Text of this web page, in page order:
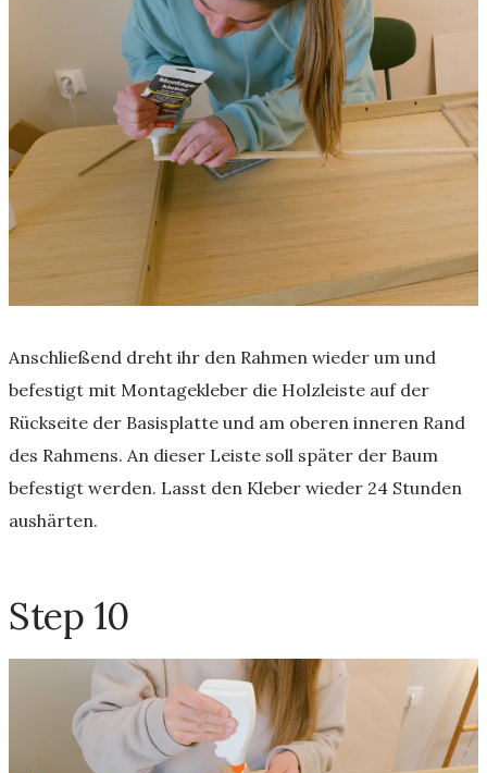
Anschließend dreht ihr den Rahmen wieder um und
befestigt mit Montagekleber die Holzleiste auf der
Rückseite der Basisplatte und am oberen inneren Rand
des Rahmens. An dieser Leiste soll später der Baum
befestigt werden. Lasst den Kleber wieder 24 Stunden
aushärten.
Step 10